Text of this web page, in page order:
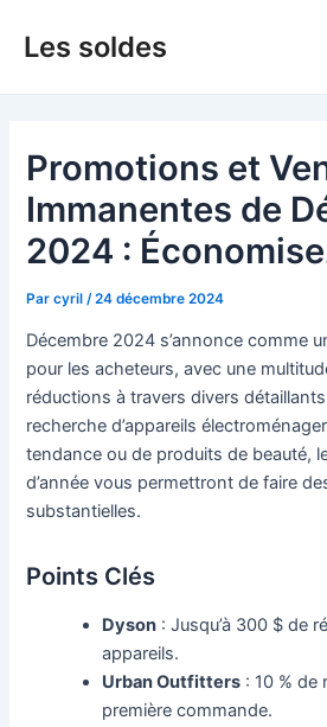
Les soldes
Promotions et
Immanentes de
2024 :
Parcyril /24 décembre 2024
Décembre 2024 s’annonce comme
pour les acheteurs, avec une
réductions à travers divers
recherche d’appareils
tendance ou de produits de beauté,
d’année vous permettront de faire
substantielles.
Points Clés
Dyson : Jusqu’à 300 $ de
appareils.
Urban Outfitters : 10 % de
première commande.